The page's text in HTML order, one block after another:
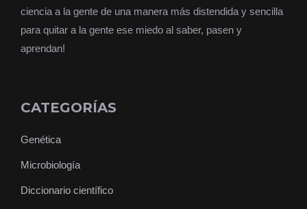
ciencia a la gente de una manera más distendida y sencilla
para quitar a la gente ese miedo al saber, pasen y
aprendan!
CATEGORÍAS
Genética
Microbiología
Diccionario científico